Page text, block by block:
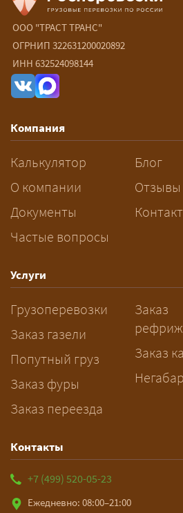
Сколько стоит
негабарита?
— От 90 ₽/км.
рассчитывается
влияют габариты и
разрешений
сопровождения.
За сколько дней
перевозку негабарита?
— Заранее: только
рабочих дней.
рассчитает
подготовку
ООО "ТРАСТ ТРАНС"
ОГРНИП 322631200020892
ИНН 632524098144
Компания
Калькулятор
О компании
Документы
Частые вопросы
Блог
Отзывы
Услуги
Грузоперевозки
Заказ газели
Попутный груз
Заказ фуры
Заказ переезда
Заказ
Заказ
Контакты
+7 (499) 520-05-23
Ежедневно: 08:00–21:00